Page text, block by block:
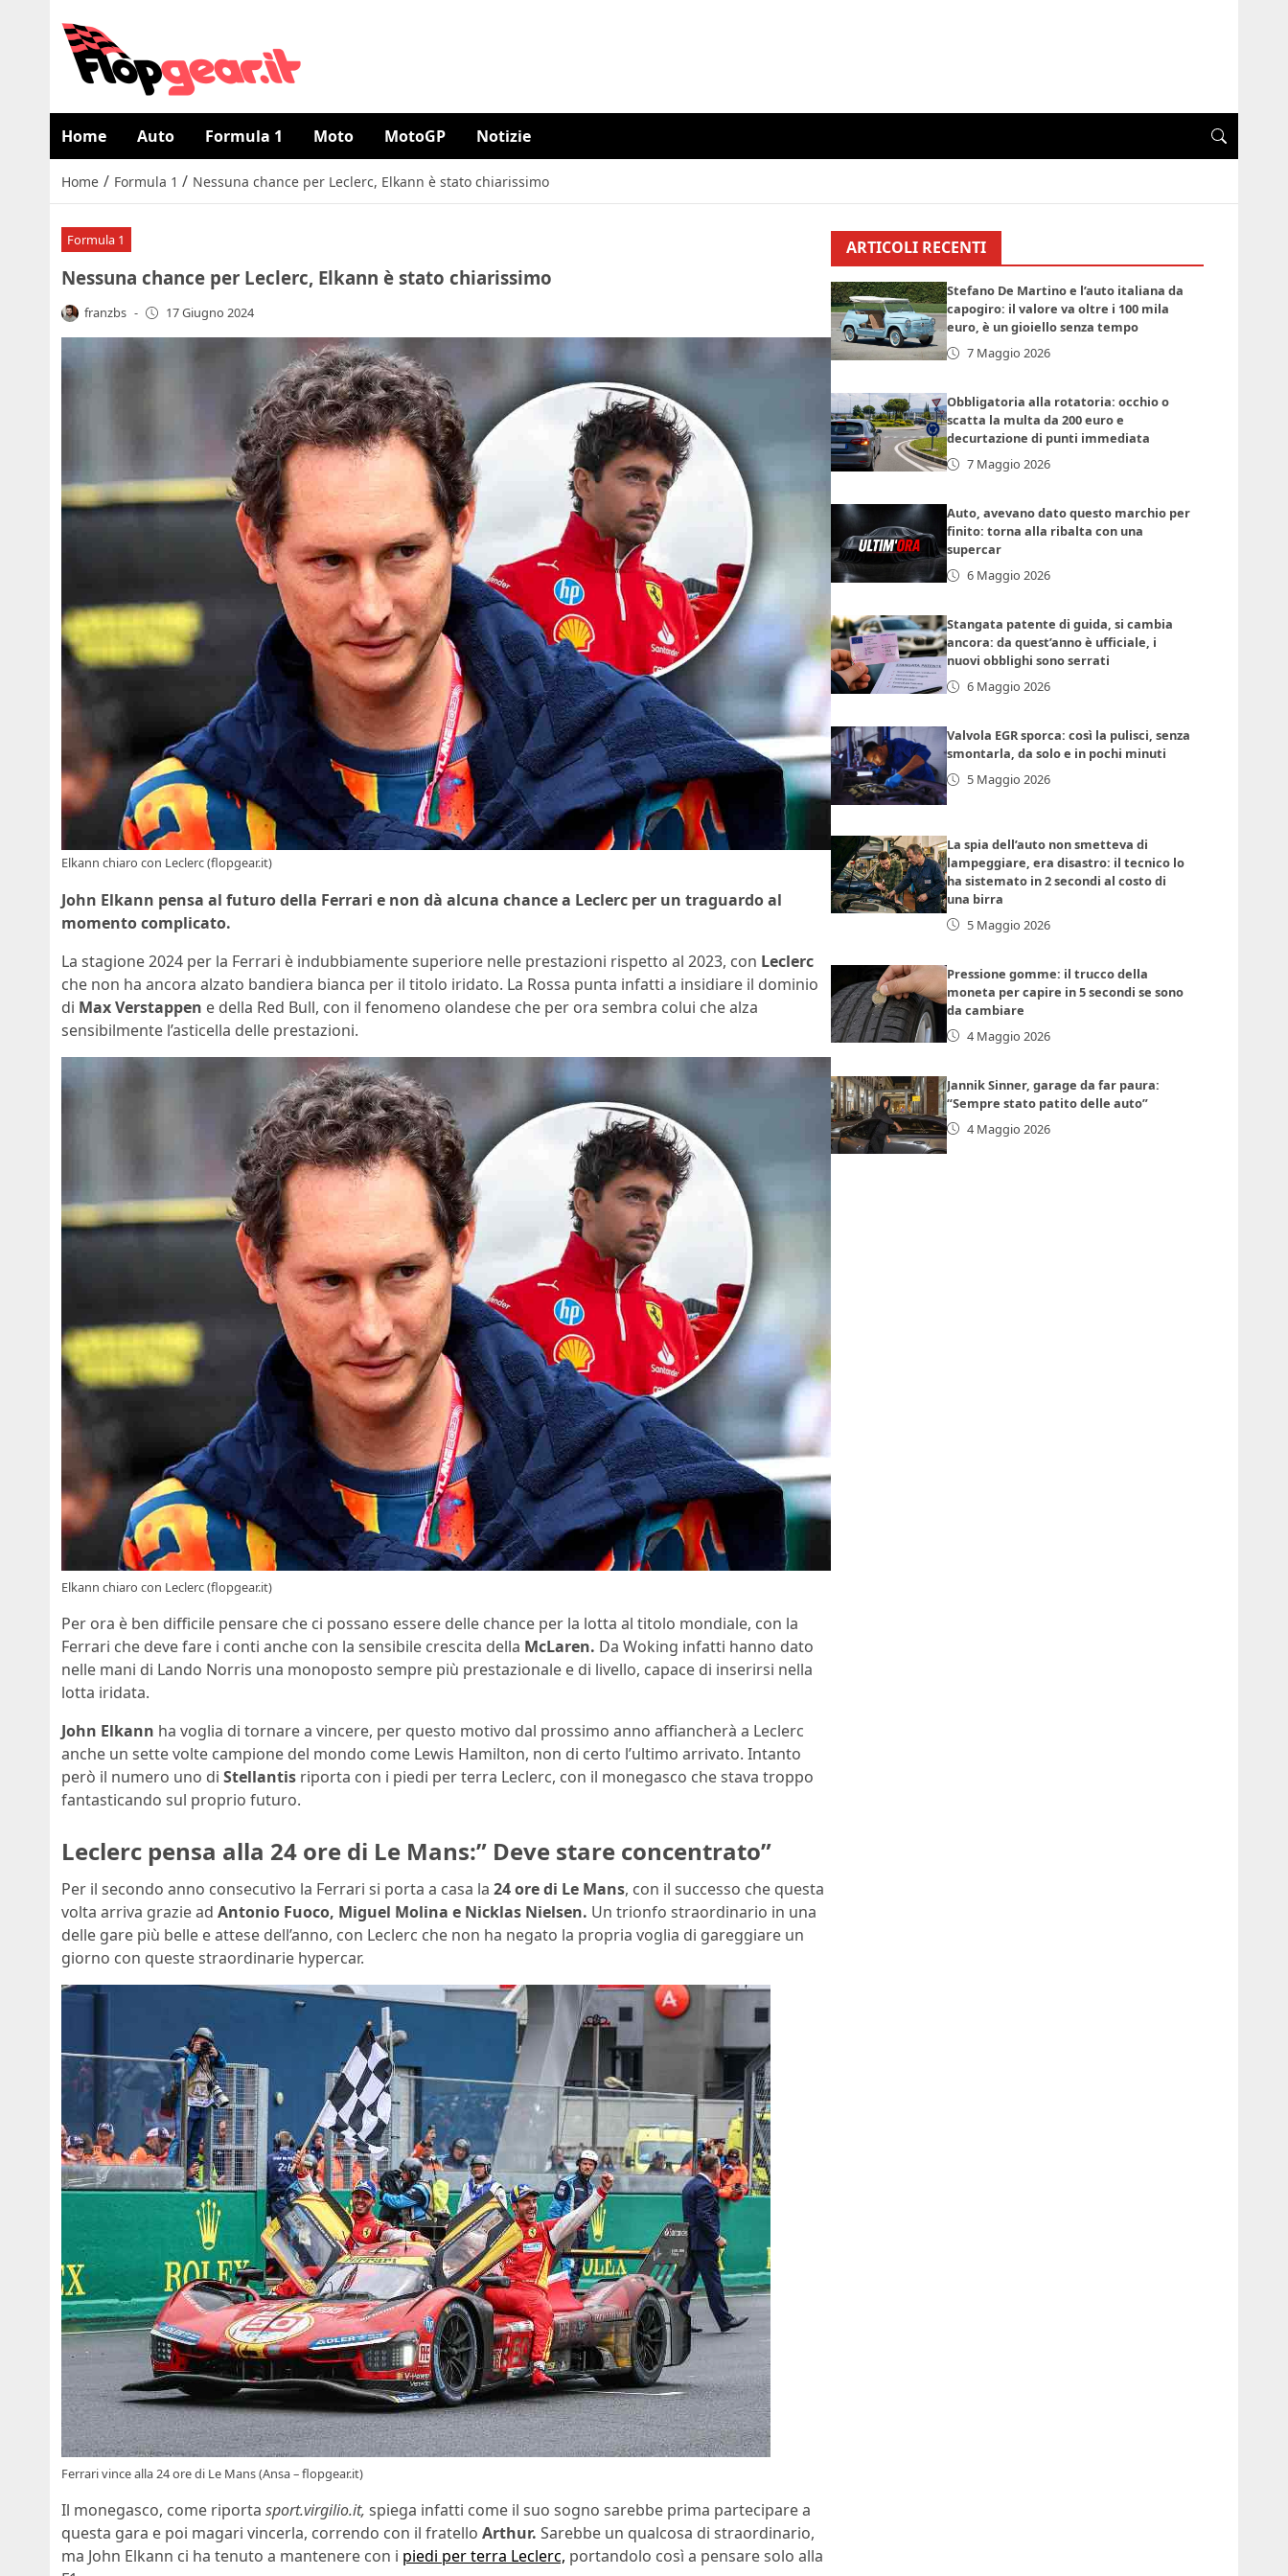
Home Auto Formula 1 Moto MotoGP Notizie
Home / Formula 1 / Nessuna chance per Leclerc, Elkann è stato chiarissimo
Formula 1
Nessuna chance per Leclerc, Elkann è stato chiarissimo
franzbs - 17 Giugno 2024
Elkann chiaro con Leclerc (flopgear.it)
John Elkann pensa al futuro della Ferrari e non dà alcuna chance a Leclerc per un traguardo al
momento complicato.
La stagione 2024 per la Ferrari è indubbiamente superiore nelle prestazioni rispetto al 2023, con Leclerc
che non ha ancora alzato bandiera bianca per il titolo iridato. La Rossa punta infatti a insidiare il dominio
di Max Verstappen e della Red Bull, con il fenomeno olandese che per ora sembra colui che alza
sensibilmente l’asticella delle prestazioni.
Elkann chiaro con Leclerc (flopgear.it)
Per ora è ben difficile pensare che ci possano essere delle chance per la lotta al titolo mondiale, con la
Ferrari che deve fare i conti anche con la sensibile crescita della McLaren. Da Woking infatti hanno dato
nelle mani di Lando Norris una monoposto sempre più prestazionale e di livello, capace di inserirsi nella
lotta iridata.
John Elkann ha voglia di tornare a vincere, per questo motivo dal prossimo anno affiancherà a Leclerc
anche un sette volte campione del mondo come Lewis Hamilton, non di certo l’ultimo arrivato. Intanto
però il numero uno di Stellantis riporta con i piedi per terra Leclerc, con il monegasco che stava troppo
fantasticando sul proprio futuro.
Leclerc pensa alla 24 ore di Le Mans:” Deve stare concentrato”
Per il secondo anno consecutivo la Ferrari si porta a casa la 24 ore di Le Mans, con il successo che questa
volta arriva grazie ad Antonio Fuoco, Miguel Molina e Nicklas Nielsen. Un trionfo straordinario in una
delle gare più belle e attese dell’anno, con Leclerc che non ha negato la propria voglia di gareggiare un
giorno con queste straordinarie hypercar.
Ferrari vince alla 24 ore di Le Mans (Ansa – flopgear.it)
Il monegasco, come riporta sport.virgilio.it, spiega infatti come il suo sogno sarebbe prima partecipare a
questa gara e poi magari vincerla, correndo con il fratello Arthur. Sarebbe un qualcosa di straordinario,
ma John Elkann ci ha tenuto a mantenere con i piedi per terra Leclerc, portandolo così a pensare solo alla
ARTICOLI RECENTI
Stefano De Martino e l’auto italiana da
capogiro: il valore va oltre i 100 mila
euro, è un gioiello senza tempo
7 Maggio 2026
Obbligatoria alla rotatoria: occhio o
scatta la multa da 200 euro e
decurtazione di punti immediata
7 Maggio 2026
Auto, avevano dato questo marchio per
finito: torna alla ribalta con una
supercar
6 Maggio 2026
Stangata patente di guida, si cambia
ancora: da quest’anno è ufficiale, i
nuovi obblighi sono serrati
6 Maggio 2026
Valvola EGR sporca: così la pulisci, senza
smontarla, da solo e in pochi minuti
5 Maggio 2026
La spia dell’auto non smetteva di
lampeggiare, era disastro: il tecnico lo
ha sistemato in 2 secondi al costo di
una birra
5 Maggio 2026
Pressione gomme: il trucco della
moneta per capire in 5 secondi se sono
da cambiare
4 Maggio 2026
Jannik Sinner, garage da far paura:
“Sempre stato patito delle auto”
4 Maggio 2026